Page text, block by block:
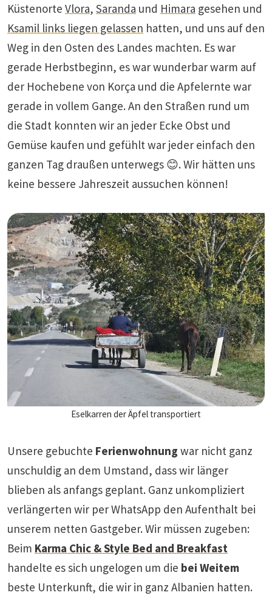
Küstenorte Vlora, Saranda und Himara gesehen und
Ksamil links liegen gelassen hatten, und uns auf den
Weg in den Osten des Landes machten. Es war
gerade Herbstbeginn, es war wunderbar warm auf
der Hochebene von Korça und die Apfelernte war
gerade in vollem Gange. An den Straßen rund um
die Stadt konnten wir an jeder Ecke Obst und
Gemüse kaufen und gefühlt war jeder einfach den
ganzen Tag draußen unterwegs 😊. Wir hätten uns
keine bessere Jahreszeit aussuchen können!
Eselkarren der Äpfel transportiert
Unsere gebuchte Ferienwohnung war nicht ganz
unschuldig an dem Umstand, dass wir länger
blieben als anfangs geplant. Ganz unkompliziert
verlängerten wir per WhatsApp den Aufenthalt bei
unserem netten Gastgeber. Wir müssen zugeben:
Beim Karma Chic & Style Bed and Breakfast
handelte es sich ungelogen um die bei Weitem
beste Unterkunft, die wir in ganz Albanien hatten.